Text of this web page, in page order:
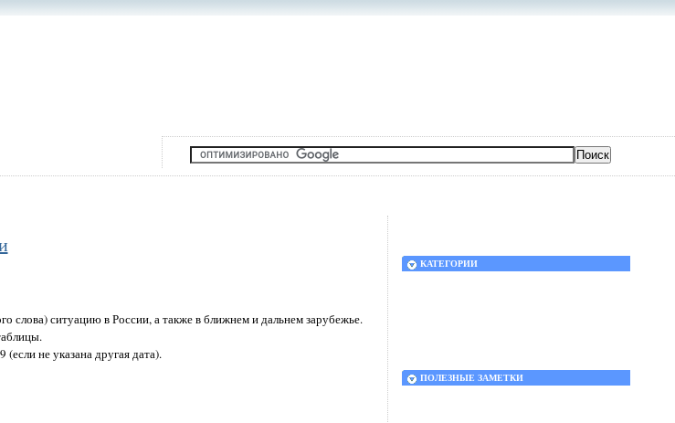
слова) ситуацию в России, а также в ближнем и дальнем зарубежье.
не указана другая дата).
КАТЕГОРИИ
ПОЛЕЗНЫЕ ЗАМЕТКИ